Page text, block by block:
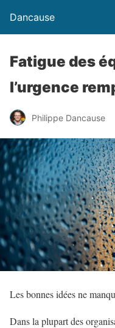
Dancause
Fatigue des
l’urgence
Philippe Dancause
Les bonnes idées ne
Dans la plupart des